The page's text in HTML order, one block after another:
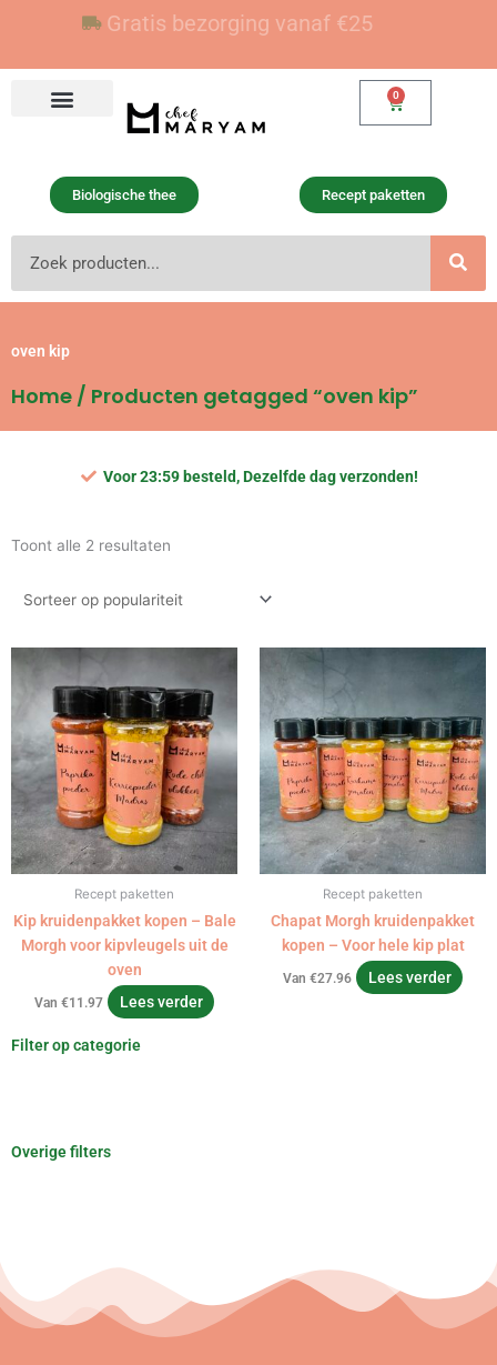
Gratis bezorging vanaf €25
Voor 23:59 besteld, vandaag verzonden
0
Winkelwagen
Biologische thee Recept paketten
oven kip
Home / Producten getagged “oven kip”
Filter op categorie
Overige filters
Voor 23:59 besteld, Dezelfde dag verzonden!
Toont alle 2 resultaten
populariteit
Recept paketten
Kip kruidenpakket kopen – Bale
Morgh voor kipvleugels uit de
oven
Van€11.97 Lees verder
Recept paketten
Chapat Morgh kruidenpakket
kopen – Voor hele kip plat
Van€27.96 Lees verder